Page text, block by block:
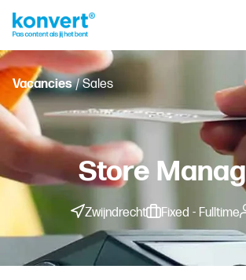
Vacancies/ Sales
Store
Zwijndrecht Fixed - Fulltime